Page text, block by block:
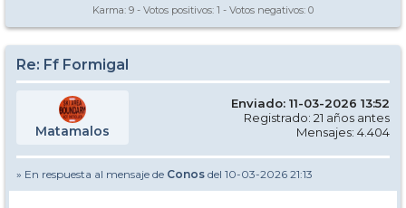
Karma: 9 - Votos positivos: 1 - Votos negativos: 0
Re: Ff Formigal
Matamalos
Enviado: 11-03-2026 13:52
Registrado: 21 años antes
Mensajes: 4.404
» En respuesta al mensaje de Conos del 10-03-2026 21:13